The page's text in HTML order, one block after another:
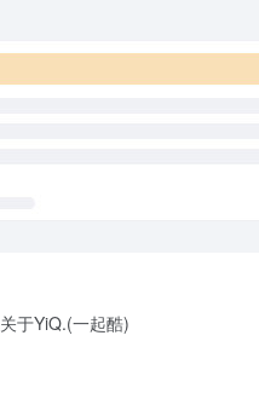
关于YiQ.(一起酷)